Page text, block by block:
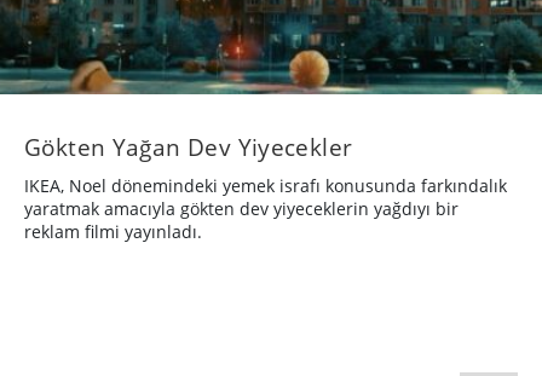
Gökten Yağan Dev Yiyecekler
IKEA, Noel dönemindeki yemek israfı konusunda farkındalık
yaratmak amacıyla gökten dev yiyeceklerin yağdıyı bir
reklam filmi yayınladı.